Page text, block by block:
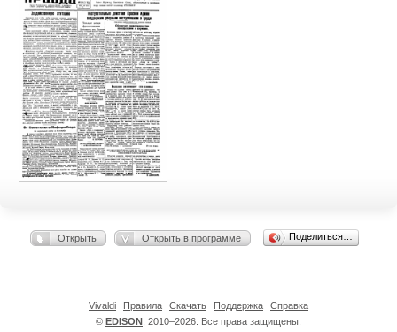
Открыть Открыть в программе Поделиться…
© EDISON , 2010–2026. Все права защищены.
Vivaldi Правила Скачать Поддержка Справка